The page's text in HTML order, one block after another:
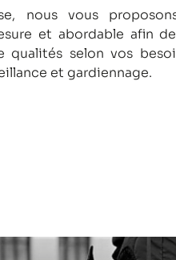
nous vous
et abordable afin
qualités selon vos
et gardiennage.